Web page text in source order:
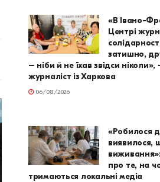
«В Івано-
Центрі
затишно,
– ніби й не їхав звідси
журналіст із Харкова
06/08/2026
«Робилося
виявилося,
про те, на
тримаються локальні медіа